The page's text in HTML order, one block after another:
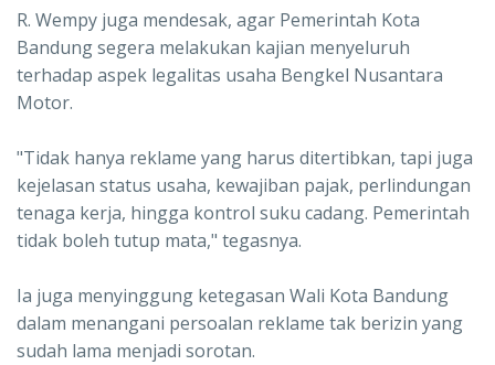
R. Wempy juga mendesak, agar Pemerintah Kota
Bandung segera melakukan kajian menyeluruh
terhadap aspek legalitas usaha Bengkel Nusantara
Motor.
"Tidak hanya reklame yang harus ditertibkan, tapi juga
kejelasan status usaha, kewajiban pajak, perlindungan
tenaga kerja, hingga kontrol suku cadang. Pemerintah
tidak boleh tutup mata," tegasnya.
Ia juga menyinggung ketegasan Wali Kota Bandung
dalam menangani persoalan reklame tak berizin yang
sudah lama menjadi sorotan.